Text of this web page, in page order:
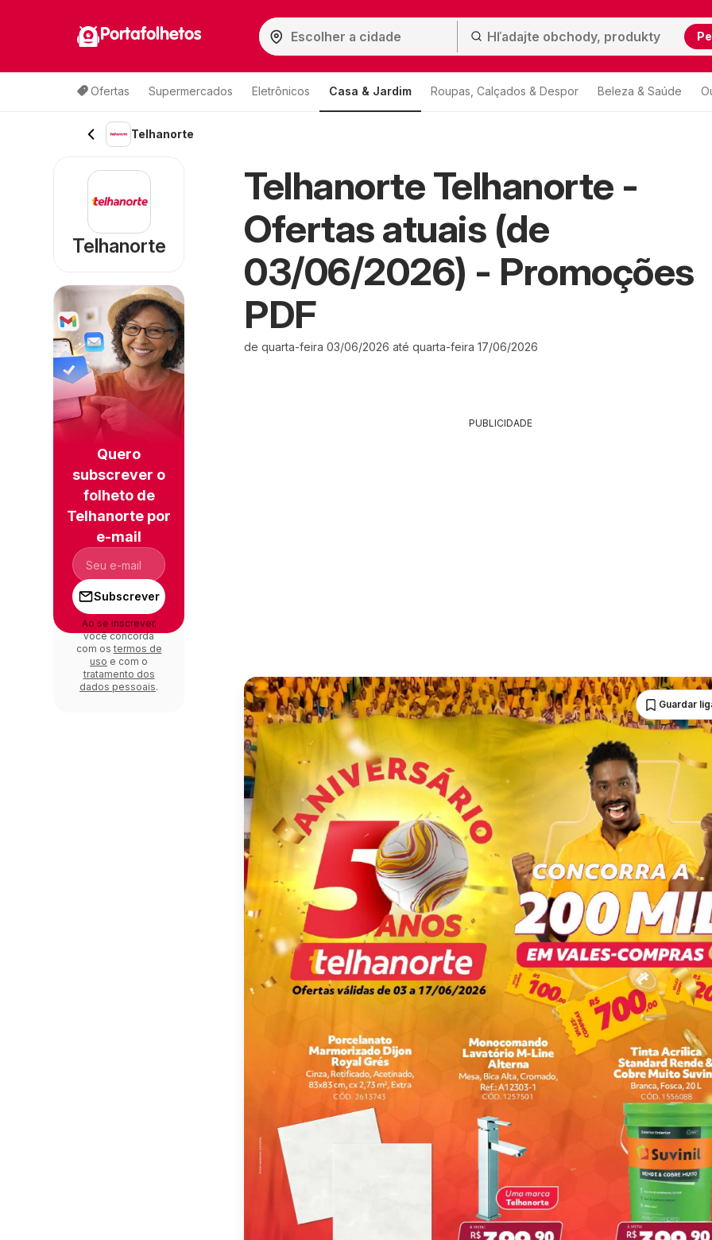
Portafolhetos
Ofertas Supermercados Eletrônicos Casa & Jardim Roupas, Calçados & Despor Beleza & Saúde
Telhanorte
Telhanorte Telhanorte -
Ofertas atuais (de
03/06/2026) - Promoções
PDF
de quarta-feira 03/06/2026 até quarta-feira 17/06/2026
PUBLICIDADE
Guardar
Telhanorte
Quero
subscrever o
folheto de
Telhanorte por
e-mail
Subscrever
Ao se inscrever,
você concorda
com os termos de
uso e com o
tratamento dos
dados pessoais.